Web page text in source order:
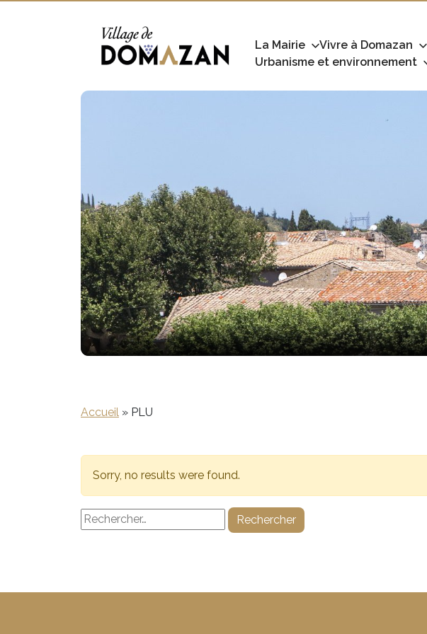
La Mairie Vivre à Domazan
Urbanisme et environnement
Accueil » PLU
Sorry, no results were found.
Rechercher :